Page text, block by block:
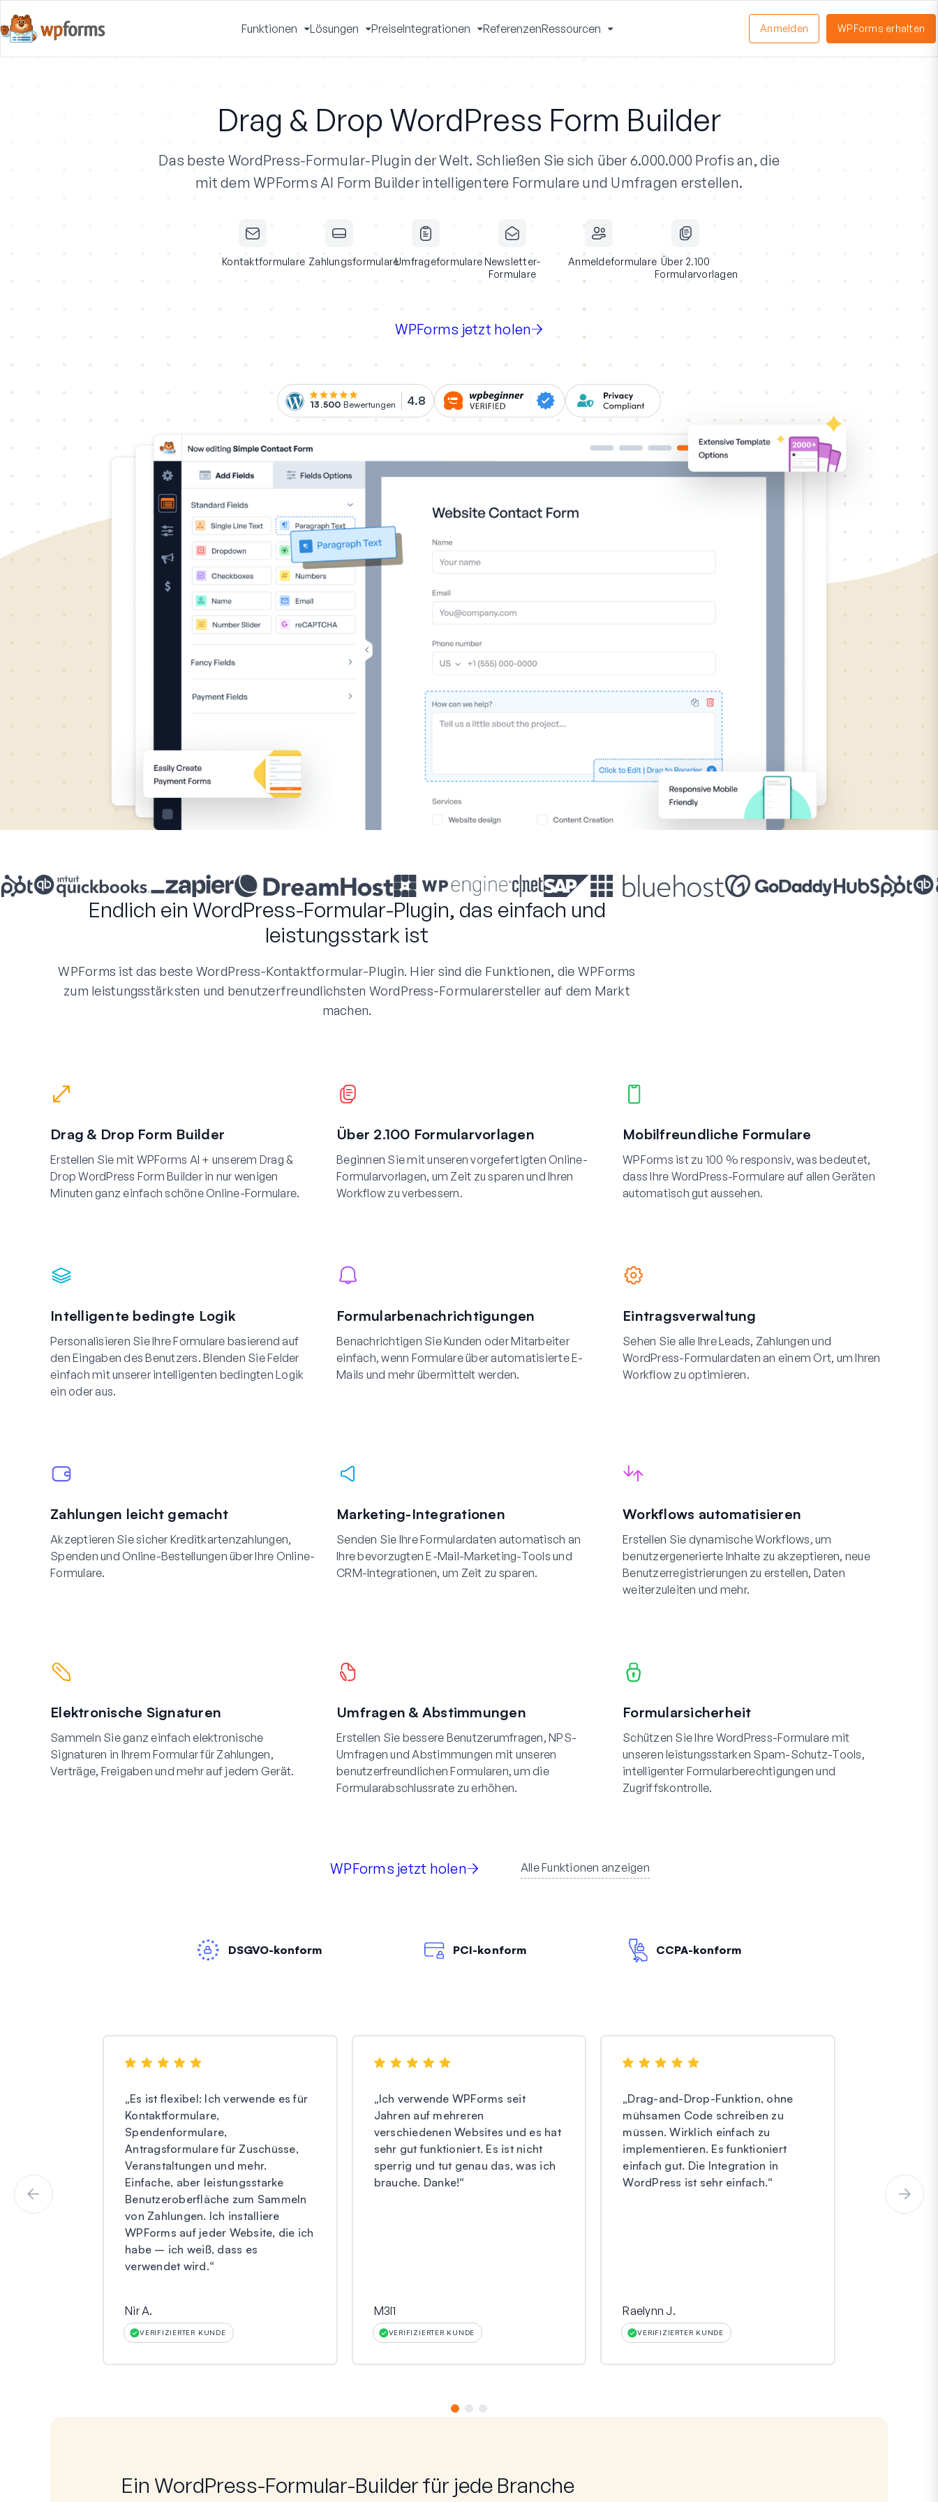
Funktionen
Menü
umschalten
Lösungen
Menü
umschalten
PreiseIntegrationen
Menü
umschalten
ReferenzenRessourcen
umschalten
Anmelden WPForms erhalten
Drag & Drop WordPress Form Builder
Das beste WordPress-Formular-Plugin der Welt. Schließen Sie sich über 6.000.000 Profis an, die
mit dem WPForms AI Form Builder intelligentere Formulare und Umfragen erstellen.
Kontaktformulare ZahlungsformulareUmfrageformulare Newsletter-
Formulare
Anmeldeformulare Über 2.100
Formularvorlagen
WPForms jetzt holen
13.500 Bewertungen 4.8
Endlich ein WordPress-Formular-Plugin, das einfach und
leistungsstark ist
WPForms ist das beste WordPress-Kontaktformular-Plugin. Hier sind die Funktionen, die WPForms
zum leistungsstärksten und benutzerfreundlichsten WordPress-Formularersteller auf dem Markt
machen.
Drag & Drop Form Builder
Erstellen Sie mit WPForms AI + unserem Drag &
Drop WordPress Form Builder in nur wenigen
Minuten ganz einfach schöne Online-Formulare.
Über 2.100 Formularvorlagen
Beginnen Sie mit unseren vorgefertigten Online-
Formularvorlagen, um Zeit zu sparen und Ihren
Workflow zu verbessern.
Mobilfreundliche Formulare
WPForms ist zu 100 % responsiv, was bedeutet,
dass Ihre WordPress-Formulare auf allen Geräten
automatisch gut aussehen.
Intelligente bedingte Logik
Personalisieren Sie Ihre Formulare basierend auf
den Eingaben des Benutzers. Blenden Sie Felder
einfach mit unserer intelligenten bedingten Logik
ein oder aus.
Formularbenachrichtigungen
Benachrichtigen Sie Kunden oder Mitarbeiter
einfach, wenn Formulare über automatisierte E-
Mails und mehr übermittelt werden.
Eintragsverwaltung
Sehen Sie alle Ihre Leads, Zahlungen und
WordPress-Formulardaten an einem Ort, um Ihren
Workflow zu optimieren.
Zahlungen leicht gemacht
Akzeptieren Sie sicher Kreditkartenzahlungen,
Spenden und Online-Bestellungen über Ihre Online-
Formulare.
Marketing-Integrationen
Senden Sie Ihre Formulardaten automatisch an
Ihre bevorzugten E-Mail-Marketing-Tools und
CRM-Integrationen, um Zeit zu sparen.
Workflows automatisieren
Erstellen Sie dynamische Workflows, um
benutzergenerierte Inhalte zu akzeptieren, neue
Benutzerregistrierungen zu erstellen, Daten
weiterzuleiten und mehr.
Elektronische Signaturen
Sammeln Sie ganz einfach elektronische
Signaturen in Ihrem Formular für Zahlungen,
Verträge, Freigaben und mehr auf jedem Gerät.
Umfragen & Abstimmungen
Erstellen Sie bessere Benutzerumfragen, NPS-
Umfragen und Abstimmungen mit unseren
benutzerfreundlichen Formularen, um die
Formularabschlussrate zu erhöhen.
Formularsicherheit
Schützen Sie Ihre WordPress-Formulare mit
unseren leistungsstarken Spam-Schutz-Tools,
intelligenter Formularberechtigungen und
Zugriffskontrolle.
WPForms jetzt holen Alle Funktionen anzeigen
DSGVO-konform PCI-konform CCPA-konform
„Es ist flexibel: Ich verwende es für
Kontaktformulare,
Spendenformulare,
Antragsformulare für Zuschüsse,
Veranstaltungen und mehr.
Einfache, aber leistungsstarke
Benutzeroberfläche zum Sammeln
von Zahlungen. Ich installiere
WPForms auf jeder Website, die ich
habe – ich weiß, dass es
verwendet wird.“
Nir A.
VERIFIZIERTER KUNDE
„Ich verwende WPForms seit
Jahren auf mehreren
verschiedenen Websites und es hat
sehr gut funktioniert. Es ist nicht
sperrig und tut genau das, was ich
brauche. Danke!“
M3l1
VERIFIZIERTER KUNDE
„Drag-and-Drop-Funktion, ohne
mühsamen Code schreiben zu
müssen. Wirklich einfach zu
implementieren. Es funktioniert
einfach gut. Die Integration in
WordPress ist sehr einfach.“
Raelynn J.
VERIFIZIERTER KUNDE
Ein WordPress-Formular-Builder für jede Branche